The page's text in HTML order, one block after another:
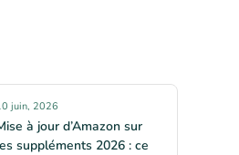
juin, 2026
à jour d’Amazon sur
suppléments 2026 : ce